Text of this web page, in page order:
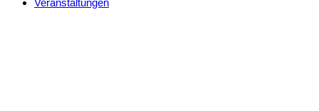
Veranstaltungen